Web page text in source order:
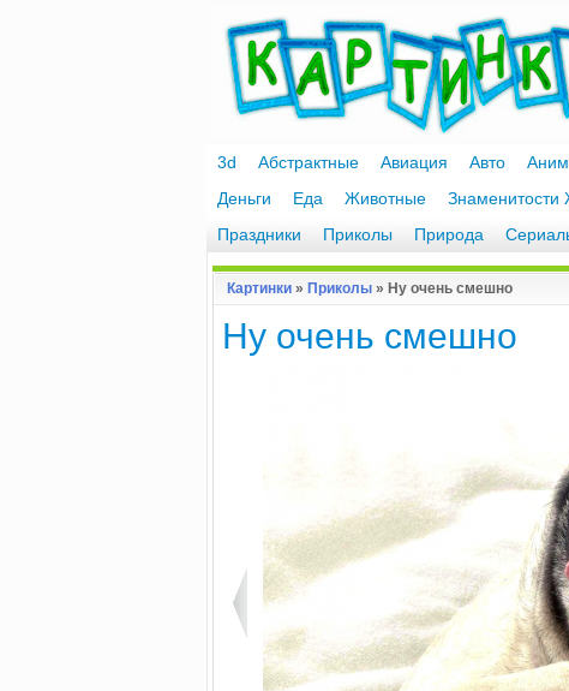
3d Абстрактные Авиация Авто
Деньги
Еда Животные Знаменитости
Праздники
Приколы Природа
Картинки » Приколы » Ну очень смешно
Ну очень смешно